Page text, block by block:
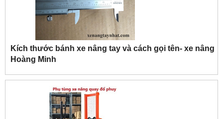
Kích thước bánh xe nâng tay và cách gọi tên- xe nâng
Hoàng Minh